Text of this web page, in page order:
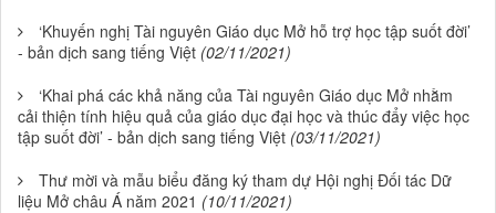
‘Khuyến nghị Tài nguyên Giáo dục Mở hỗ trợ học tập suốt đời’
- bản dịch sang tiếng Việt (02/11/2021)
‘Khai phá các khả năng của Tài nguyên Giáo dục Mở nhằm
cải thiện tính hiệu quả của giáo dục đại học và thúc đẩy việc học
tập suốt đời’ - bản dịch sang tiếng Việt (03/11/2021)
Thư mời và mẫu biểu đăng ký tham dự Hội nghị Đối tác Dữ
liệu Mở châu Á năm 2021 (10/11/2021)